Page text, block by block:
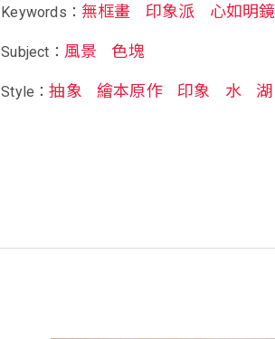
Keywords： 無框畫 印象派 心如明鏡
Subject： 風景 色塊
Style：抽象 繪本原作 印象 水 湖